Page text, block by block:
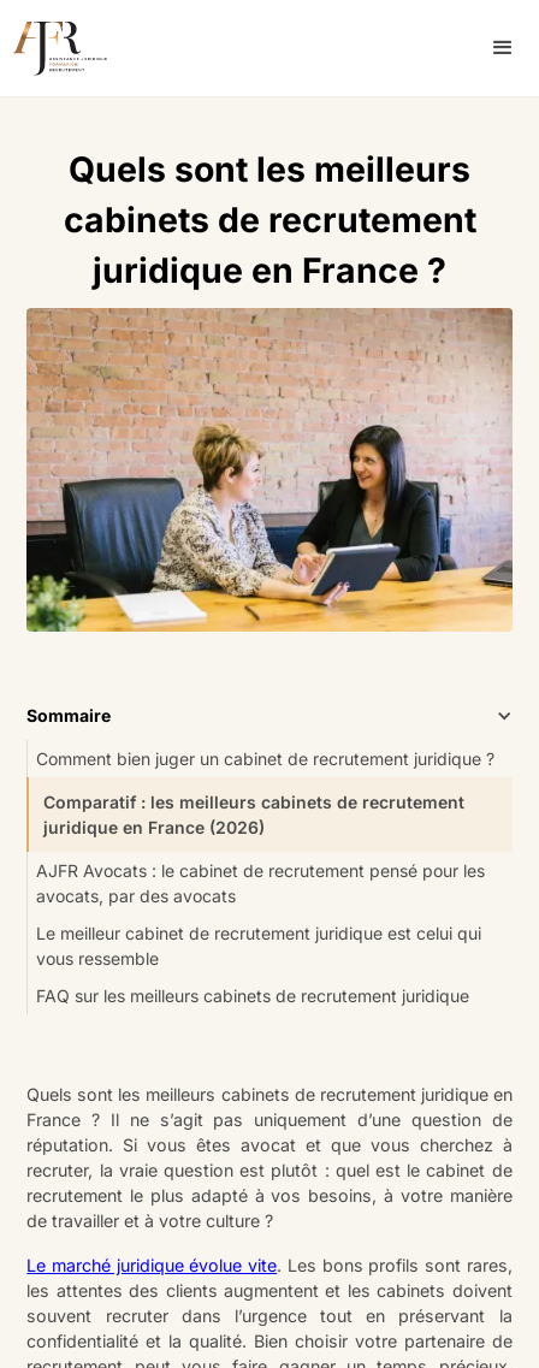
Quels sont les meilleurs
cabinets de recrutement
juridique en France ?
Sommaire
Comment bien juger un cabinet de recrutement juridique ?
Comparatif : les meilleurs cabinets de recrutement
juridique en France (2026)
AJFR Avocats : le cabinet de recrutement pensé pour les
avocats, par des avocats
Le meilleur cabinet de recrutement juridique est celui qui
vous ressemble
FAQ sur les meilleurs cabinets de recrutement juridique
Quels sont les meilleurs cabinets de recrutement juridique en
France ? Il ne s’agit pas uniquement d’une question de
réputation. Si vous êtes avocat et que vous cherchez à
recruter, la vraie question est plutôt : quel est le cabinet de
recrutement le plus adapté à vos besoins, à votre manière
de travailler et à votre culture ?
Le marché juridique évolue vite. Les bons profils sont rares,
les attentes des clients augmentent et les cabinets doivent
souvent recruter dans l’urgence tout en préservant la
confidentialité et la qualité. Bien choisir votre partenaire de